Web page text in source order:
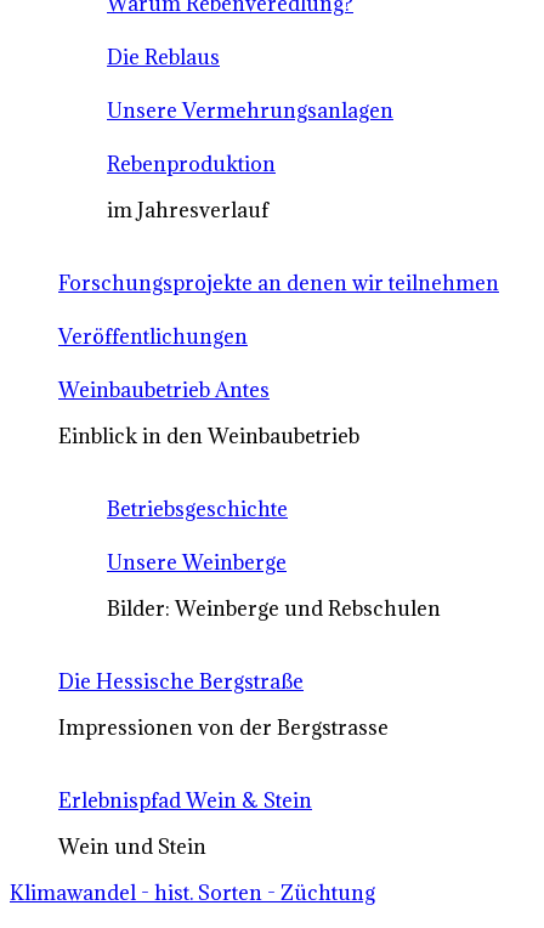
Die Reblaus
Unsere Vermehrungsanlagen
Rebenproduktion
im Jahresverlauf
Forschungsprojekte an denen wir teilnehmen
Veröffentlichungen
Weinbaubetrieb Antes
Einblick in den Weinbaubetrieb
Betriebsgeschichte
Unsere Weinberge
Bilder: Weinberge und Rebschulen
Die Hessische Bergstraße
Impressionen von der Bergstrasse
Erlebnispfad Wein & Stein
Wein und Stein
Klimawandel - hist. Sorten - Züchtung